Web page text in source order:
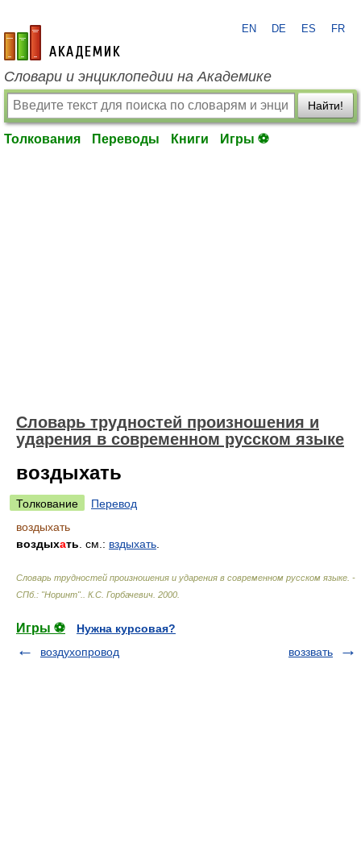
academic.ru
EN DE ES FR
Словари и энциклопедии на Академике
Найти!
Толкования Переводы Книги Игры ⚽
Словарь трудностей произношения и
ударения в современном русском языке
воздыхать
Толкование
Перевод
воздыхать
воздыхать . см.: вздыхать
Словарь трудностей произношения и ударения в современном русском языке. -
СПб.: "Норинт".
К.С. Горбачевич 2000
Игры ⚽
Нужна курсовая?
воздухопровод
воззвать